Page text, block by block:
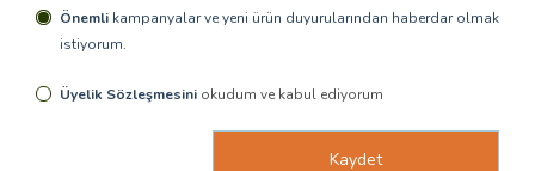
Önemli kampanyalar ve yeni ürün duyurularından haberdar olmak
istiyorum.
Üyelik Sözleşmesini okudum ve kabul ediyorum